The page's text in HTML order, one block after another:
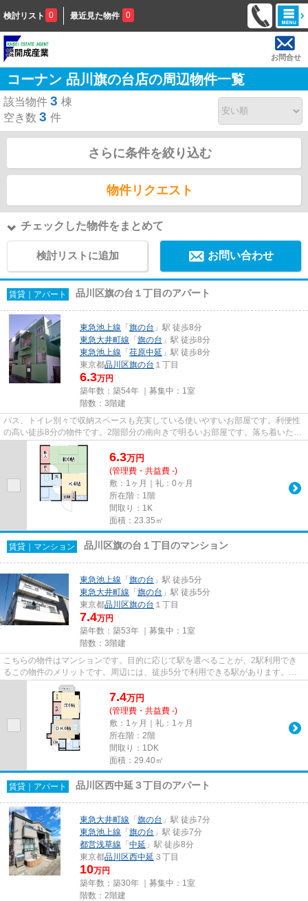
検討リスト 0 最近見た物件 0
お問合せ
コーナン 品川旗の台店の周辺物件一覧
該当物件 3 棟
空き数 3 件
さらに条件を絞り込む
物件リクエスト
チェックした物件をまとめて
検討リストに追加 お問い合わせ
賃貸｜アパート 品川区旗の台１丁目のアパート
東急池上線 「 旗の台 」駅 徒歩8分
東急大井町線 「 旗の台 」駅 徒歩8分
東急池上線 「 荏原中延 」駅 徒歩8分
東京都品川区旗の台 １丁目
6.3万円
築年数：築54年 ｜募集中： 1室
階数：3階建
バス、トイレ別々で収納スペースも充実している使いやすいお部屋です。利便性
の高い徒歩8分の物件です。2階部分の南向きで明るいお部屋です。落ち着いた街
並みが魅力の物件はこちらで...
6.3万円
(管理費・共益費 -)
敷：1ヶ月｜礼：0ヶ月
所在階：1階
間取り：1K
面積：23.35㎡
賃貸｜マンション 品川区旗の台１丁目のマンション
東急池上線 「 旗の台 」駅 徒歩5分
東急大井町線 「 旗の台 」駅 徒歩5分
東京都品川区旗の台 １丁目
7.4万円
築年数：築53年 ｜募集中： 1室
階数：3階建
こちらの物件はマンションです。目的に応じて駅を選べることが、2駅利用でき
るこの物件のメリットです。周辺には、徒歩5分で利用できる駅があります。品
川区の東急池上線旗の台近くが...
7.4万円
(管理費・共益費 -)
敷：1ヶ月｜礼：1ヶ月
所在階：2階
間取り：1DK
面積：29.40㎡
賃貸｜アパート 品川区西中延３丁目のアパート
東急大井町線 「 旗の台 」駅 徒歩7分
東急池上線 「 旗の台 」駅 徒歩7分
都営浅草線 「 中延 」駅 徒歩8分
東京都品川区西中延 ３丁目
10万円
築年数：築30年 ｜募集中： 1室
階数：2階建